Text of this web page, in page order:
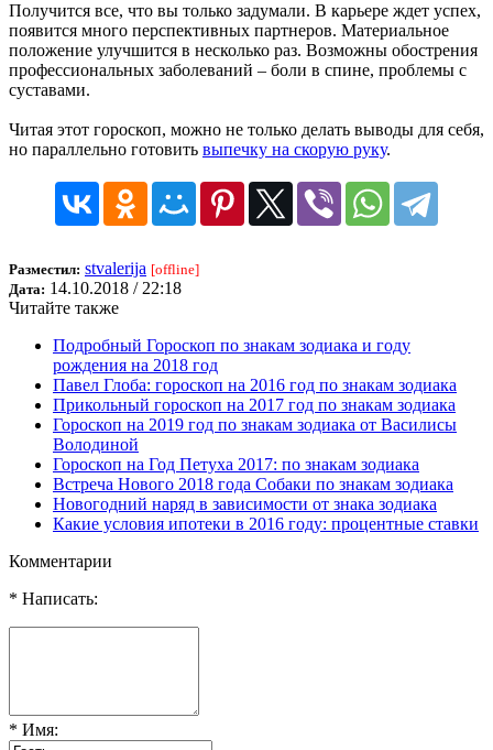
Получится все, что вы только задумали. В карьере ждет успех,
появится много перспективных партнеров. Материальное
положение улучшится в несколько раз. Возможны обострения
профессиональных заболеваний – боли в спине, проблемы с
суставами.
Читая этот гороскоп, можно не только делать выводы для себя,
но параллельно готовить выпечку на скорую руку.
Разместил: stvalerija [offline]
Дата: 14.10.2018 / 22:18
Читайте также
Подробный Гороскоп по знакам зодиака и году
рождения на 2018 год
Павел Глоба: гороскоп на 2016 год по знакам зодиака
Прикольный гороскоп на 2017 год по знакам зодиака
Гороскоп на 2019 год по знакам зодиака от Василисы
Володиной
Гороскоп на Год Петуха 2017: по знакам зодиака
Встреча Нового 2018 года Собаки по знакам зодиака
Новогодний наряд в зависимости от знака зодиака
Какие условия ипотеки в 2016 году: процентные ставки
Комментарии
* Написать:
* Имя: